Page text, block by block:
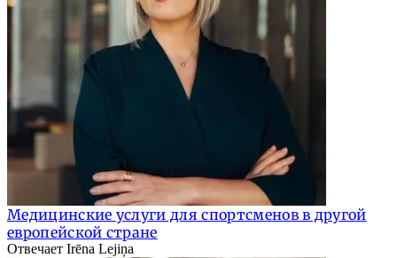
Медицинские услуги для спортсменов в другой
европейской стране
Отвечает Irēna Lejiņa